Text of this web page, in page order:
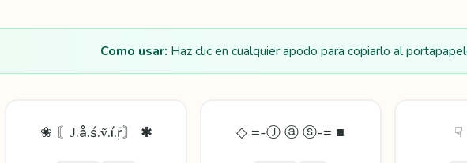
Como usar: Haz clic en cualquier apodo para copiarlo al
❀ 〘Ɉ.å.ś.ṽ.í.ṝ〙 ✱ ◇ =-Ⓙ ⓐ ⓢ-= ■ ☟